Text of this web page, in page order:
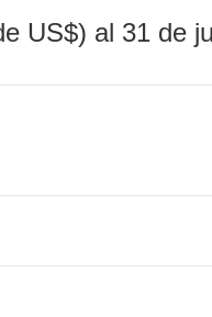
US$) al 31 de